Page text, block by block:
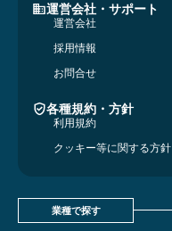
運営会社・サポート
運営会社
採用情報
お問合せ
各種規約・方針
利用規約
クッキー等に関する方針
業種で探す